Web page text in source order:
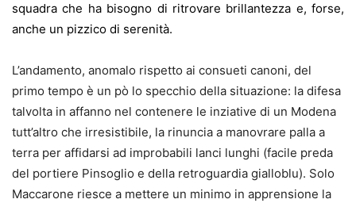
squadra che ha bisogno di ritrovare brillantezza e, forse,
anche un pizzico di serenità.
L’andamento, anomalo rispetto ai consueti canoni, del
primo tempo è un pò lo specchio della situazione: la difesa
talvolta in affanno nel contenere le inziative di un Modena
tutt’altro che irresistibile, la rinuncia a manovrare palla a
terra per affidarsi ad improbabili lanci lunghi (facile preda
del portiere Pinsoglio e della retroguardia gialloblu). Solo
Maccarone riesce a mettere un minimo in apprensione la